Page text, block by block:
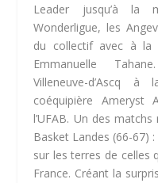
Leader jusqu’à la
Wonderligue, les
du collectif avec à la
Emmanuelle
Villeneuve-d’Ascq
coéquipière Ameryst
l’UFAB. Un des
Basket Landes (66-67)
sur les terres de celles
France. Créant la